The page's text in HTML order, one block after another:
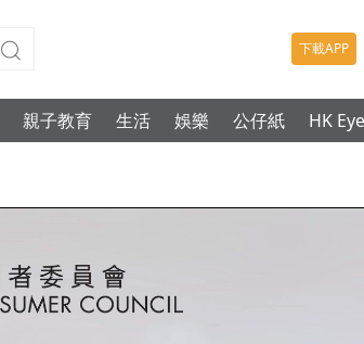
下載APP
親子教育 生活 娛樂 公仔紙 HK Eye